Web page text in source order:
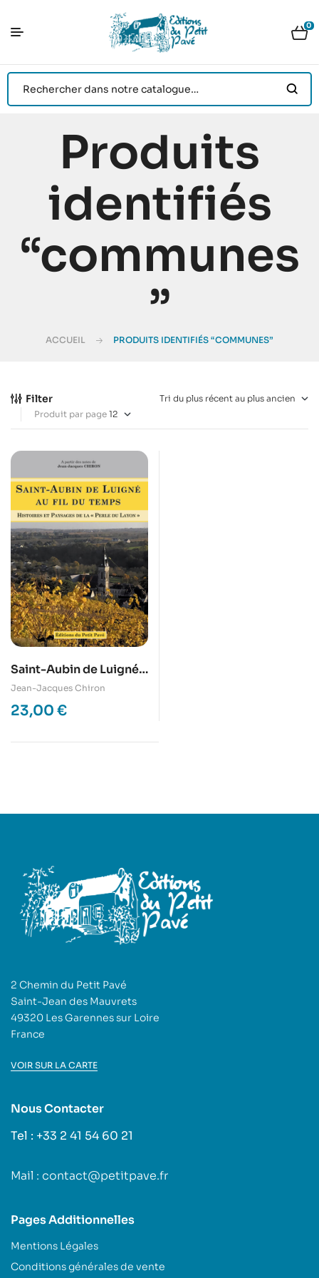
0
Produits
identifiés
“communes
”
ACCUEIL PRODUITS IDENTIFIÉS “COMMUNES”
Filter
Produit par page
Saint-Aubin de Luigné,
au fil du temps
Jean-Jacques Chiron
23,00 €
2 Chemin du Petit Pavé
Saint-Jean des Mauvrets
49320 Les Garennes sur Loire
France
VOIR SUR LA CARTE
Nous Contacter
Tel : +33 2 41 54 60 21
Mail : contact@petitpave.fr
Pages Additionnelles
Mentions Légales
Conditions générales de vente